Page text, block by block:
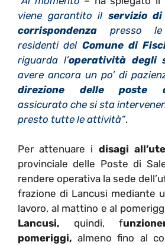
viene garantito il servizio
corrispondenza presso le
residenti del Comune di
riguarda l’operatività degli
avere ancora un po’ di
direzione delle poste
assicurato che si sta
presto tutte le attività”.
Per attenuare i disagi
provinciale delle Poste di
rendere operativa la sede
frazione di Lancusi mediante
lavoro, al mattino e al
Lancusi, quindi, f
pomeriggi, almeno fino al